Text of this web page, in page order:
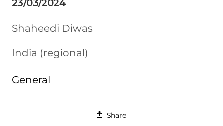
23/03/2024
Shaheedi Diwas
India (regional)
General
Share